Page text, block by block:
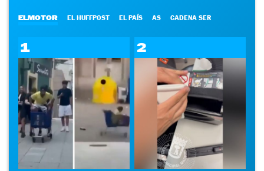
ELMOTOR EL HUFFPOST EL PAÍS AS CADENA SER
1 2